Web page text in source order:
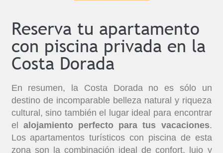
Reserva tu apartamento
con piscina privada en la
Costa Dorada
En resumen, la Costa Dorada no es sólo un
destino de incomparable belleza natural y riqueza
cultural, sino también el lugar ideal para encontrar
el alojamiento perfecto para tus vacaciones.
Los apartamentos turísticos con piscina de esta
zona son la combinación ideal de confort, lujo y